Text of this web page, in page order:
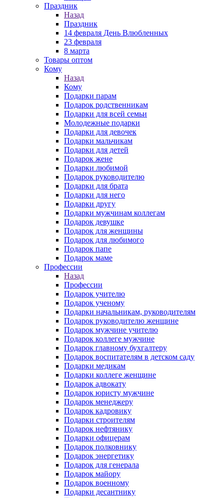
Праздник
Назад
Праздник
14 февраля День Влюбленных
23 февраля
8 марта
Товары оптом
Кому
Назад
Кому
Подарки парам
Подарок родственникам
Подарки для всей семьи
Молодежные подарки
Подарки для девочек
Подарки мальчикам
Подарки для детей
Подарок жене
Подарки любимой
Подарок руководителю
Подарки для брата
Подарки для него
Подарки другу
Подарки мужчинам коллегам
Подарок девушке
Подарок для женщины
Подарок для любимого
Подарок папе
Подарок маме
Профессии
Назад
Профессии
Подарок учителю
Подарок ученому
Подарки начальникам, руководителям
Подарок руководителю женщине
Подарок мужчине учителю
Подарок коллеге мужчине
Подарок главному бухгалтеру
Подарок воспитателям в детском саду
Подарки медикам
Подарки коллеге женщине
Подарок адвокату
Подарок юристу мужчине
Подарок менеджеру
Подарок кадровику
Подарки строителям
Подарок нефтянику
Подарки офицерам
Подарок полковнику
Подарок энергетику
Подарок для генерала
Подарок майору
Подарок военному
Подарки десантнику